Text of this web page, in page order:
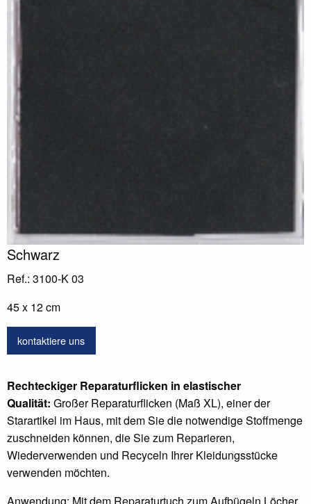
Schwarz
Ref.: 3100-K 03
45 x 12 cm
kontaktiere uns
Rechteckiger Reparaturflicken in elastischer
Qualität: Großer Reparaturflicken (Maß XL), einer der
Starartikel im Haus, mit dem Sie die notwendige Stoffmenge
zuschneiden können, die Sie zum Reparieren,
Wiederverwenden und Recyceln Ihrer Kleidungsstücke
verwenden möchten.